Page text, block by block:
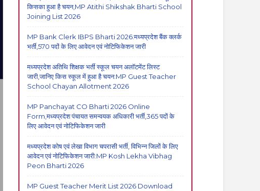
किसका हुआ है चयन,MP Atithi Shikshak Bharti School
Joining List 2026
MP Bank Clerk IBPS Bharti 2026:मध्यप्रदेश बैंक क्लर्क
भर्ती,570 पदों के लिए आवेदन एवं नोटिफिकेशन जारी
मध्यप्रदेश अतिथि शिक्षक भर्ती स्कूल चयन अलॉटमेंट लिस्ट
जारी,जानिए किस स्कूल में हुआ है चयन:MP Guest Teacher
School Chayan Allotment 2026
MP Panchayat CO Bharti 2026 Online
Form,मध्यप्रदेश पंचायत समन्वयक अधिकारी भर्ती,365 पदों के
लिए आवेदन एवं नोटिफिकेशन जारी
मध्यप्रदेश कोष एवं लेखा विभाग चपरासी भर्ती, विभिन्न जिलों के लिए
आवेदन एवं नोटिफिकेशन जारी:MP Kosh Lekha Vibhag
Peon Bharti 2026
MP Guest Teacher Merit List 2026 Download